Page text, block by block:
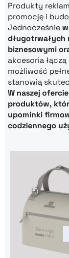
Produkty
promocję i
Jednocześnie
długotrwałych
biznesowymi
akcesoria
możliwość
stanowią
W naszej
produktów,
upominki
codziennego